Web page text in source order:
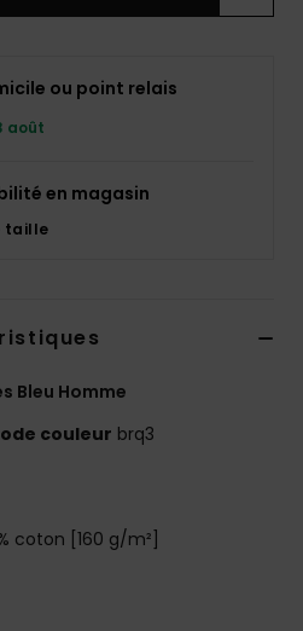
ou point relais
août
en magasin
taille
Bleu Homme
couleur brq3
coton [160 g/m²]